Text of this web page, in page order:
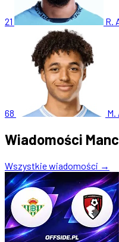
21 R.
68 M.
Wiadomości
Wszystkie wiadomości →